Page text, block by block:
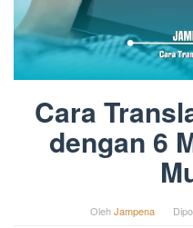
Cara
dengan 6
OlehJampena